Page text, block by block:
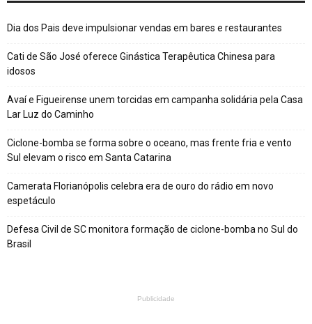
Dia dos Pais deve impulsionar vendas em bares e restaurantes
Cati de São José oferece Ginástica Terapêutica Chinesa para
idosos
Avaí e Figueirense unem torcidas em campanha solidária pela Casa
Lar Luz do Caminho
Ciclone-bomba se forma sobre o oceano, mas frente fria e vento
Sul elevam o risco em Santa Catarina
Camerata Florianópolis celebra era de ouro do rádio em novo
espetáculo
Defesa Civil de SC monitora formação de ciclone-bomba no Sul do
Brasil
Publicidade